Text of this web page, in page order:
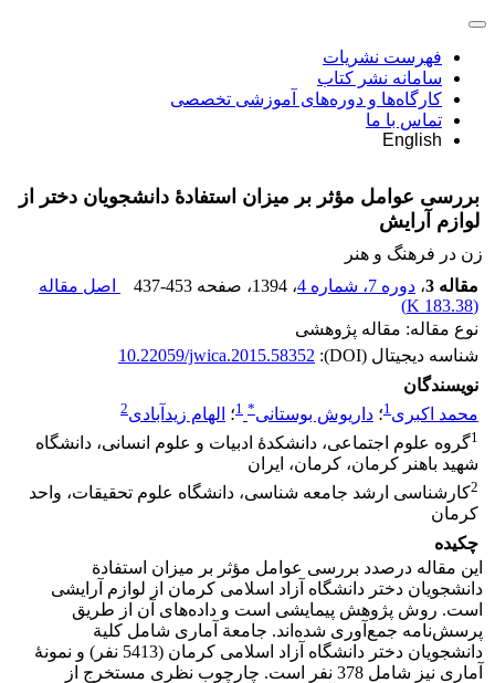
فهرست نشریات
سامانه نشر کتاب
کارگاه‌ها و دوره‌های آموزشی تخصصی
تماس با ما
English
بررسی عوامل مؤثر بر میزان استفادۀ دانشجویان دختر از
لوازم آرایش
زن در فرهنگ و هنر
مقاله 3
، دوره 7، شماره 4 ، 1394 ، صفحه 437-453
اصل مقاله
(
183.38 K
)
نوع مقاله: مقاله پژوهشی
شناسه دیجیتال (DOI):
10.22059/jwica.2015.58352
نویسندگان
محمد اکبری1؛ داریوش بوستانی*
1؛ الهام زیدآبادی2
1گروه علوم اجتماعی، دانشکدۀ ادبیات و علوم انسانی، دانشگاه
شهید باهنر کرمان، کرمان، ایران
2کارشناسی ارشد جامعه شناسی، دانشگاه علوم تحقیقات، واحد
کرمان
چکیده
این مقاله در‌صدد بررسی عوامل مؤثر بر میزان استفادة
دانشجویان دختر دانشگاه آزاد اسلامی کرمان از لوازم آرایشی
است. روش پژوهش پیمایشی است و داده‌های آن از طریق
پرسش‌نامه جمع‌آوری شده‌اند. جامعة آماری شامل کلیة
دانشجویان دختر دانشگاه آزاد اسلامی کرمان (5413 نفر) و نمونۀ
آماری نیز شامل 378 نفر است. چارچوب نظری مستخرج از